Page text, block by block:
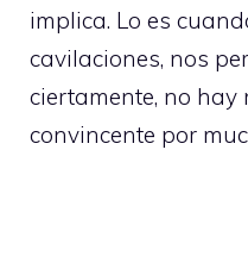
implica. Lo es
cavilaciones, nos
ciertamente, no
convincente por